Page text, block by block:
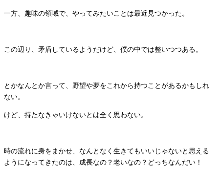
一方、趣味の領域で、やってみたいことは最近見つかった。
この辺り、矛盾しているようだけど、僕の中では整いつつある。
とかなんとか言って、野望や夢をこれから持つことがあるかもしれ
ない。
けど、持たなきゃいけないとは全く思わない。
時の流れに身をまかせ、なんとなく生きてもいいじゃないと思える
ようになってきたのは、成長なの？老いなの？どっちなんだい！